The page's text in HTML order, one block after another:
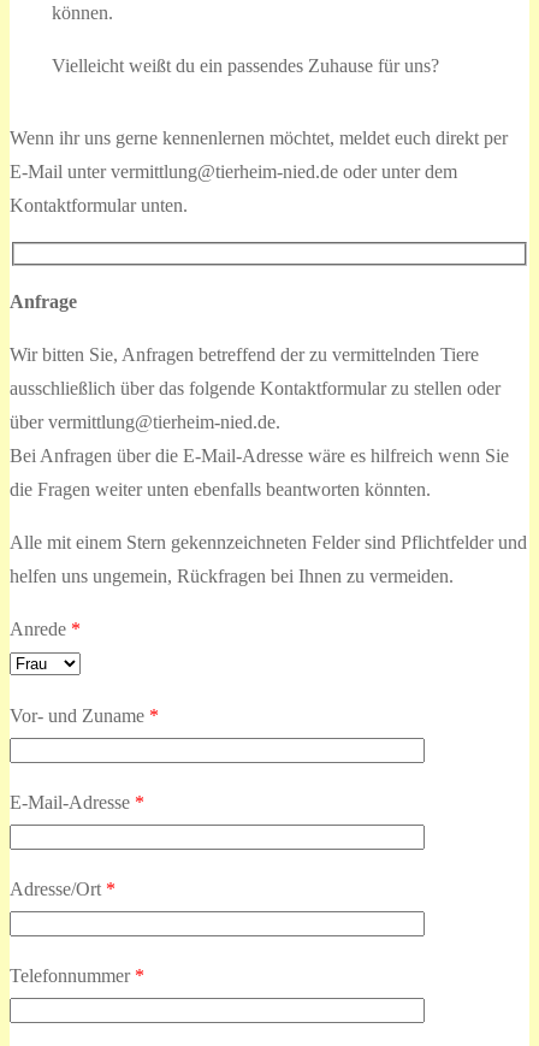
können.
Vielleicht weißt du ein passendes Zuhause für uns?
Wenn ihr uns gerne kennenlernen möchtet, meldet euch direkt per
E-Mail unter vermittlung@tierheim-nied.de oder unter dem
Kontaktformular unten.
Anfrage
Wir bitten Sie, Anfragen betreffend der zu vermittelnden Tiere
ausschließlich über das folgende Kontaktformular zu stellen oder
über vermittlung@tierheim-nied.de.
Bei Anfragen über die E-Mail-Adresse wäre es hilfreich wenn Sie
die Fragen weiter unten ebenfalls beantworten könnten.
Alle mit einem Stern gekennzeichneten Felder sind Pflichtfelder und
helfen uns ungemein, Rückfragen bei Ihnen zu vermeiden.
Anrede *
Vor- und Zuname *
E-Mail-Adresse *
Adresse/Ort *
Telefonnummer *